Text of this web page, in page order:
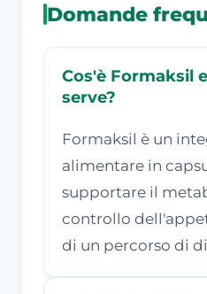
Domande
Cos'è Formaksil
serve?
Formaksil è un
alimentare in
supportare il
controllo
di un percorso di